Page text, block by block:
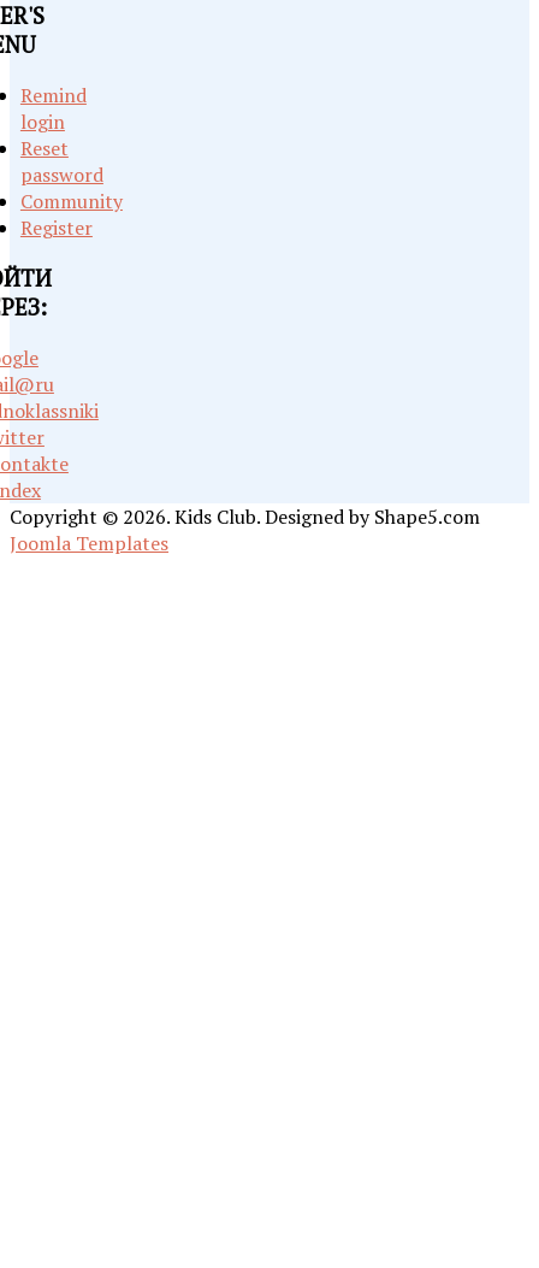
Remind
login
Reset
password
Community
Register
Copyright © 2026. Kids Club. Designed by Shape5.com
Joomla Templates